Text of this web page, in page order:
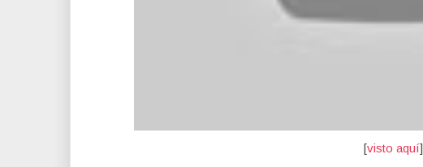
[visto aquí]